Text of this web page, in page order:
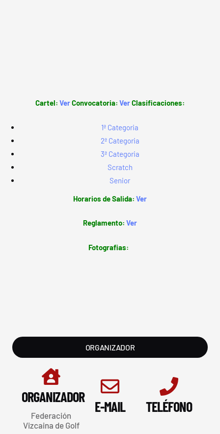
Cartel: VerConvocatoria: VerClasificaciones:
1ª Categoria
2ª Categoria
3ª Categoria
Scratch
Senior
Horarios de Salida: Ver
Reglamento: Ver
Fotografias:
ORGANIZADOR
ORGANIZADOR
Federación
Vizcaina de Golf
E-MAIL TELÉFONO